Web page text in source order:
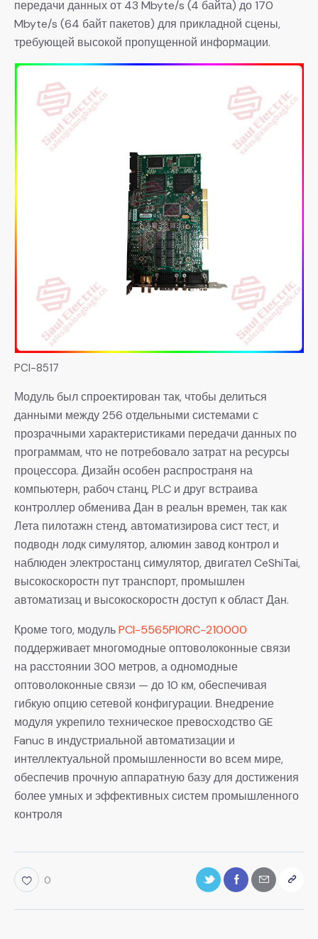
передачи данных от 43 Mbyte/s (4 байта) до 170
Mbyte/s (64 байт пакетов) для прикладной сцены,
требующей высокой пропущенной информации.
PCI-8517
Модуль был спроектирован так, чтобы делиться
данными между 256 отдельными системами с
прозрачными характеристиками передачи данных по
программам, что не потребовало затрат на ресурсы
процессора. Дизайн особен распространя на
компьютерн, рабоч станц, PLC и друг встраива
контроллер обменива Дан в реальн времен, так как
Лета пилотажн стенд, автоматизирова сист тест, и
подводн лодк симулятор, алюмин завод контрол и
наблюден электростанц симулятор, двигател CeShiTai,
высокоскоростн пут транспорт, промышлен
автоматизац и высокоскоростн доступ к област Дан.
Кроме того, модульPCI-5565PIORC-210000
поддерживает многомодные оптоволоконные связи
на расстоянии 300 метров, а одномодные
оптоволоконные связи — до 10 км, обеспечивая
гибкую опцию сетевой конфигурации. Внедрение
модуля укрепило техническое превосходство GE
Fanuc в индустриальной автоматизации и
интеллектуальной промышленности во всем мире,
обеспечив прочную аппаратную базу для достижения
более умных и эффективных систем промышленного
контроля
0